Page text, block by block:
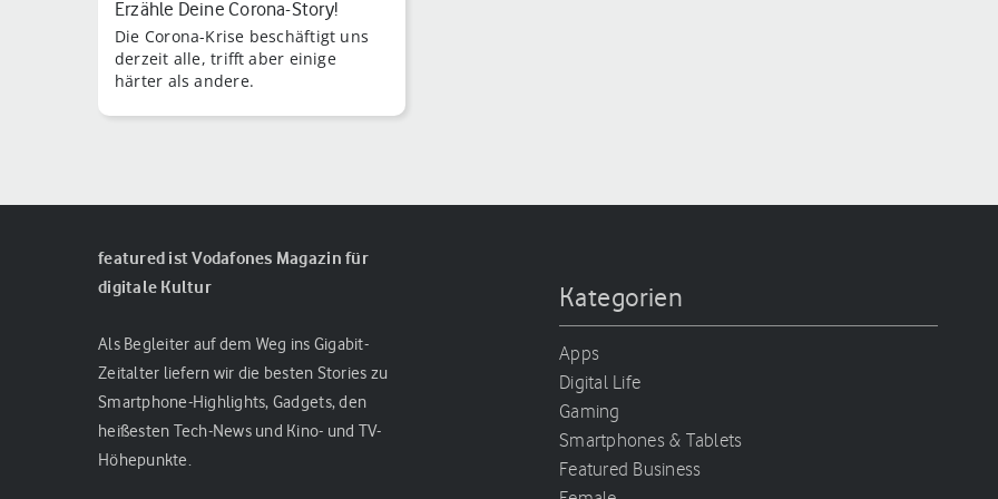
Erzähle Deine Corona-Story!
Die Corona-Krise beschäftigt uns
derzeit alle, trifft aber einige
härter als andere.
featured ist Vodafones Magazin für
digitale Kultur
Als Begleiter auf dem Weg ins Gigabit-
Zeitalter liefern wir die besten Stories zu
Smartphone-Highlights, Gadgets, den
heißesten Tech-News und Kino- und TV-
Höhepunkte.
Kategorien
Apps
Digital Life
Gaming
Smartphones & Tablets
Featured Business